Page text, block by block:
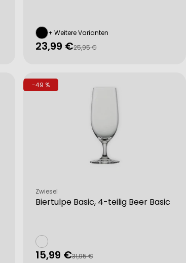
+ Weitere Varianten
Verkaufspreis
23,99 €
Regulärer25,95 €
-49 %
Biertulpe Basic, 4-teilig Beer Basic
Verkäufer:
Zwiesel
Verkaufspreis
15,99 €
Regulärer
31,95 €